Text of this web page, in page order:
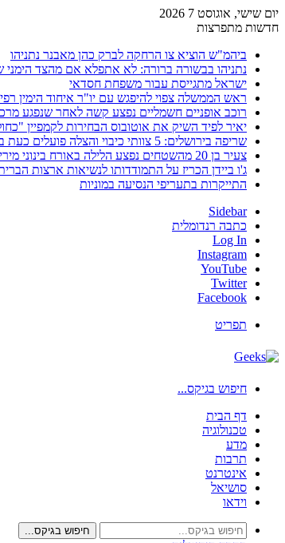
יום שישי, אוגוסט 7 2026
חדשות מתפרצות
ביהמ"ש הוציא צו הרחקה לברק כהן מאבנר נתניהו
נתניהו בבשורה ברורה: לא אתפלא אם מהצד הימני
ישראל מתגייסת עבור משפחת חסדאי
ראש הממשלה צפוי להיפגש עם יו"ר איחוד הימין
רוכב אופניים חשמליים נפצע קשה לאחר שנפגע
יאיר לפיד השיק את אוטובוס הבחירות לקמפיין
שריפה בירושלים: 5 צוותי כיבוי והצלה פועלים כעת במקום
צעיר בן 20 מהשטחים נפצע הלילה באורח בינוני מירי ברחוב הנשיא וייצמן בחדרה
ג'ו ביידן הכריז על התמודדותו לנשיאות ארצות הברית ב-
התייקרות בתעריפי הנסיעה במוניות
Sidebar
כתבה רנדומלית
Log In
Instagram
YouTube
Twitter
Facebook
תפריט
חיפוש בגיקס...
דף הבית
טכנולוגיה
מדע
תרבות
אינטרנט
סושיאל
וידאו
חיפוש בגיקס...